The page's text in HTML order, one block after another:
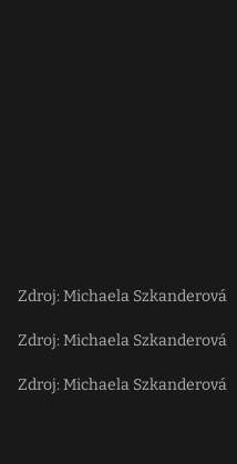
Zdroj: Michaela Szkanderová
Zdroj: Michaela Szkanderová
Zdroj: Michaela Szkanderová